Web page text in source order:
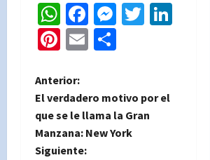
WhatsApp
Facebook
Messenger
Twitter
Pinterest
Email
N
a
v
Anterior:
El verdadero motivo por el
que se le llama la Gran
Manzana: New York
Siguiente: